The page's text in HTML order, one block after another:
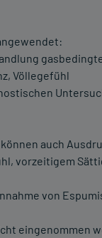
Völlegefühl
auch
vorzeitigem
von
eingenommen